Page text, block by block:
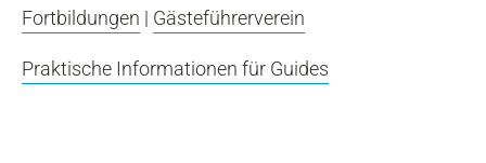
Fortbildungen | Gästeführerverein
Praktische Informationen für Guides